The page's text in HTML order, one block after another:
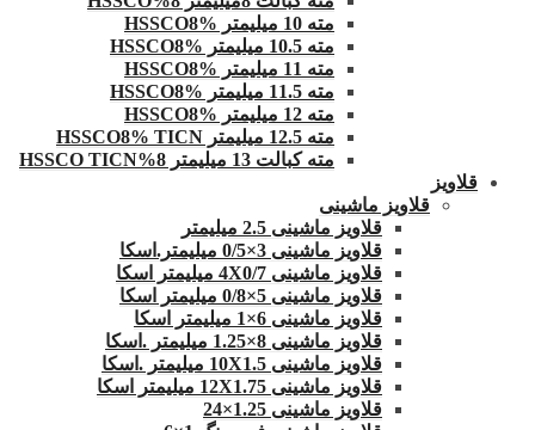
مته 10 میلیمتر HSSCO8%
مته 10.5 میلیمتر HSSCO8%
مته 11 میلیمتر HSSCO8%
مته 11.5 میلیمتر HSSCO8%
مته 12 میلیمتر HSSCO8%
مته 12.5 میلیمتر HSSCO8% TICN
مته کبالت 13 میلیمتر 8%HSSCO TICN
قلاویز
قلاویز ماشینی
قلاویز ماشینی 2.5 میلیمتر
قلاویز ماشینی 3×0/5 میلیمتر.اسکا
قلاویز ماشینی 4X0/7 میلیمتر اسکا
قلاویز ماشینی 5×0/8 میلیمتر اسکا
قلاویز ماشینی 6×1 میلیمتر اسکا
قلاویز ماشینی 8×1.25 میلیمتر .اسکا
قلاویز ماشینی 10X1.5 میلیمتر .اسکا
قلاویز ماشینی 12X1.75 میلیمتر اسکا
قلاویز ماشینی 1.25×24